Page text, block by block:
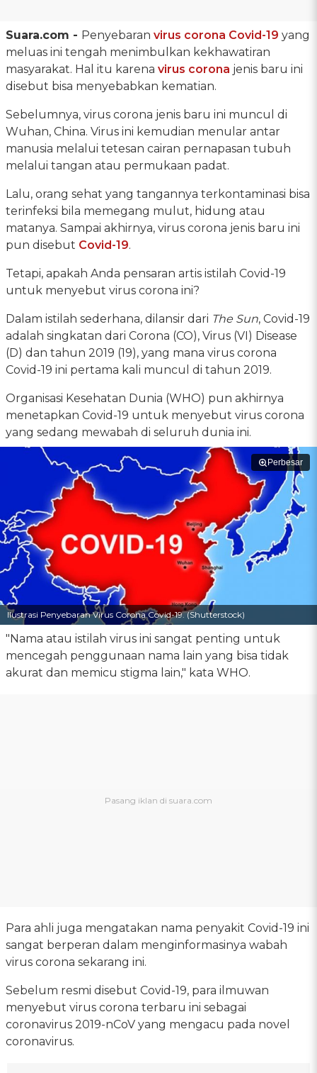
Suara.com - Penyebaran virus corona Covid-19 yang
meluas ini tengah menimbulkan kekhawatiran
masyarakat. Hal itu karena virus corona jenis baru ini
disebut bisa menyebabkan kematian.
Sebelumnya, virus corona jenis baru ini muncul di
Wuhan, China. Virus ini kemudian menular antar
manusia melalui tetesan cairan pernapasan tubuh
melalui tangan atau permukaan padat.
Lalu, orang sehat yang tangannya terkontaminasi bisa
terinfeksi bila memegang mulut, hidung atau
matanya. Sampai akhirnya, virus corona jenis baru ini
pun disebut Covid-19.
Tetapi, apakah Anda pensaran artis istilah Covid-19
untuk menyebut virus corona ini?
Dalam istilah sederhana, dilansir dari The Sun, Covid-19
adalah singkatan dari Corona (CO), Virus (VI) Disease
(D) dan tahun 2019 (19), yang mana virus corona
Covid-19 ini pertama kali muncul di tahun 2019.
Organisasi Kesehatan Dunia (WHO) pun akhirnya
menetapkan Covid-19 untuk menyebut virus corona
yang sedang mewabah di seluruh dunia ini.
Perbesar
Ilustrasi Penyebaran Virus Corona Covid-19. (Shutterstock)
"Nama atau istilah virus ini sangat penting untuk
mencegah penggunaan nama lain yang bisa tidak
akurat dan memicu stigma lain," kata WHO.
Para ahli juga mengatakan nama penyakit Covid-19 ini
sangat berperan dalam menginformasinya wabah
virus corona sekarang ini.
Sebelum resmi disebut Covid-19, para ilmuwan
menyebut virus corona terbaru ini sebagai
coronavirus 2019-nCoV yang mengacu pada novel
coronavirus.